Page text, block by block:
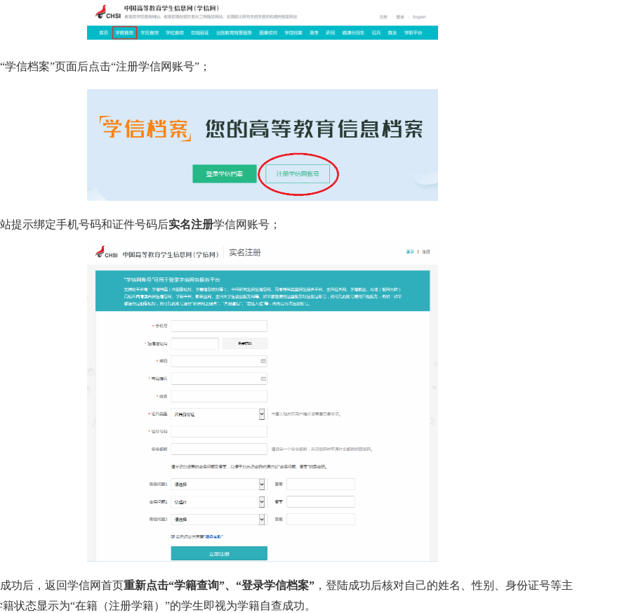
“学信档案”页面后点击“注册学信网账号”；
提示绑定手机号码和证件号码后实名注册学信网账号；
功后，返回学信网首页重新点击“学籍查询”、“登录学信档案” ，登陆成功后核对自己的姓名、性别、身份证号等主
状态显示为“在籍（注册学籍）”的学生即视为学籍自查成功。